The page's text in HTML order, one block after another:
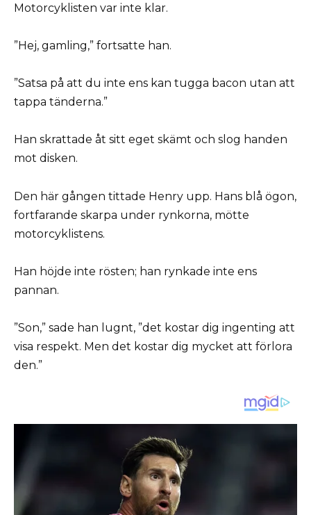
Motorcyklisten var inte klar.
”Hej, gamling,” fortsatte han.
”Satsa på att du inte ens kan tugga bacon utan att
tappa tänderna.”
Han skrattade åt sitt eget skämt och slog handen
mot disken.
Den här gången tittade Henry upp. Hans blå ögon,
fortfarande skarpa under rynkorna, mötte
motorcyklistens.
Han höjde inte rösten; han rynkade inte ens
pannan.
”Son,” sade han lugnt, ”det kostar dig ingenting att
visa respekt. Men det kostar dig mycket att förlora
den.”